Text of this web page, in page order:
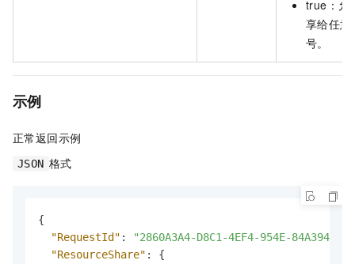
true：允
享给任意
号。
示例
正常返回示例
JSON 格式
{
"RequestId" :
"2860A3A4-D8C1-4EF4-954E-
"ResourceShare" :
{